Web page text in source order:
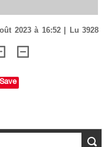
2023 à 16:52 | Lu 3928
Save